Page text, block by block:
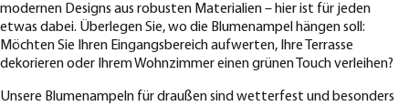
modernen Designs aus robusten Materialien – hier ist für jeden
etwas dabei. Überlegen Sie, wo die Blumenampel hängen soll:
Möchten Sie Ihren Eingangsbereich aufwerten, Ihre Terrasse
dekorieren oder Ihrem Wohnzimmer einen grünen Touch verleihen?
Unsere Blumenampeln für draußen sind wetterfest und besonders